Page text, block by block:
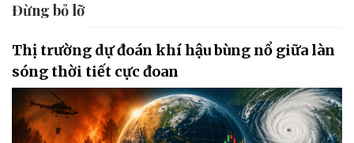
Đừng bỏ lỡ
Thị trường dự đoán khí hậu bùng nổ giữa làn
sóng thời tiết cực đoan